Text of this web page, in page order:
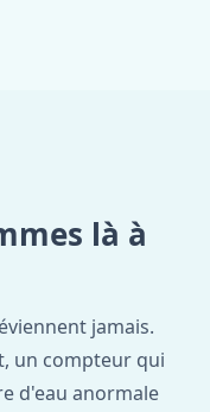
là à
jamais.
un compteur qui
d'eau anormale